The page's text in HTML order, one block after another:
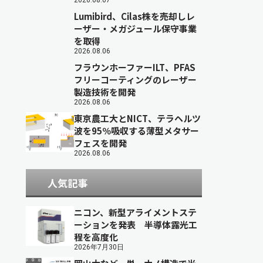
Lumibird、Cilas株を売却しレ
ーザー・メガジュール保守事業
を取得
2026.08.06
フラウンホーファーILT、PFAS
フリーコーティングのレーザー
製造技術を開発
2026.08.06
東京農工大とNICT、テラヘルツ
波を95％吸収する薄型メタサー
フェスを開発
2026.08.06
人気記事
ニコン、新型アライメントステ
ーションを発表 半導体露光工
程を高度化
2026年7月30日